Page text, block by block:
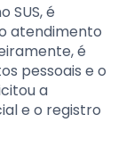
SUS, é
atendimento
é
pessoais e o
a
e o registro